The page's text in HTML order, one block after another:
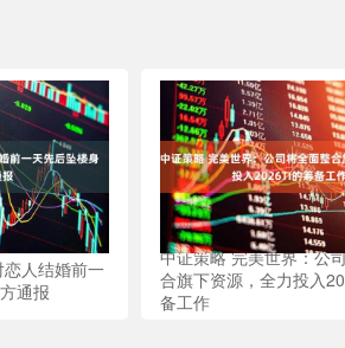
人结婚前一
通报
中证策略 完美世界：公
合旗下资源，全力投入
备工作